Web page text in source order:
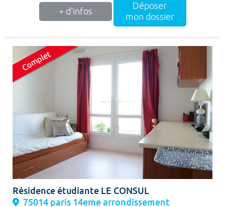
+ d'infos
Déposer
mon dossier
Résidence étudiante LE CONSUL
75014 paris 14eme arrondissement